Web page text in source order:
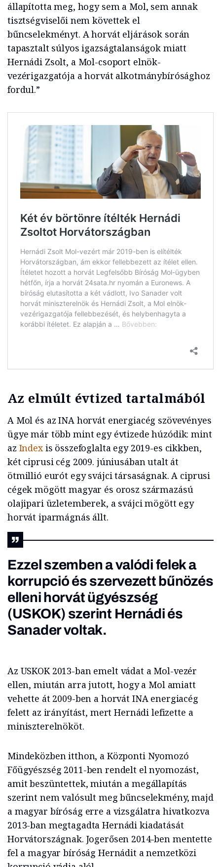
állapította meg, hogy sem a Mol, sem annak
tisztségviselői nem követtek el
bűncselekményt. A horvát eljárások során
tapasztalt súlyos igazságtalanságok miatt
Hernádi Zsolt, a Mol-csoport elnök-
vezérigazgatója a horvát alkotmánybírósághoz
fordul.”
Az elmúlt évtized tartalmából
A Mol és az INA horvát energiacég szövevényes
ügye már több mint egy évtizede húzódik: mint
az Indexis összefoglalta egy 2019-es cikkben,
két ciprusi cég 2009. júniusában utalt át
ötmillió eurót egy svájci társaságnak. A ciprusi
cégek mögött magyar és orosz származású
olajipari üzletemberek, a svájci mögött egy
horvát iparmágnás állt.
Ezzel szemben a valódi felek a
korrupció és szervezett bűnözés
elleni horvát ügyészség
(USKOK) szerint Hernádi és
Sanader voltak.
Az USKOK 2013-ban emelt vádat a Mol-vezér
ellen, miután arra jutott, hogy a Mol amiatt
vehette át 2009-ben a horvát INA energiacég
felett az irányítást, mert Hernádi lefizette a
miniszterelnököt.
Mindeközben itthon, a Központi Nyomozó
Főügyészség 2011-ben rendelt el nyomozást,
amit beszüntettek, miután a megállapítás
szerint nem valósult meg bűncselekmény, majd
a magyar bíróság erre a vizsgálatra hivatkozva
2013-ban megtagadta Hernádi kiadatását
Horvátországnak. Jogerősen 2014-ben mentette
fel a magyar bíróság Hernádit a nemzetközi